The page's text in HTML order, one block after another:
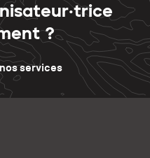
?
services